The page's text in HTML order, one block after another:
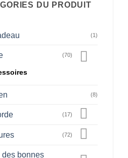
DU PRODUIT
(1)
(70)
(8)
(17)
(72)
des bonnes